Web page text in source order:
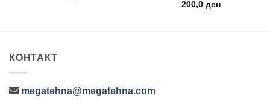
200,0 ден
КОНТАКТ
megatehna@megatehna.com